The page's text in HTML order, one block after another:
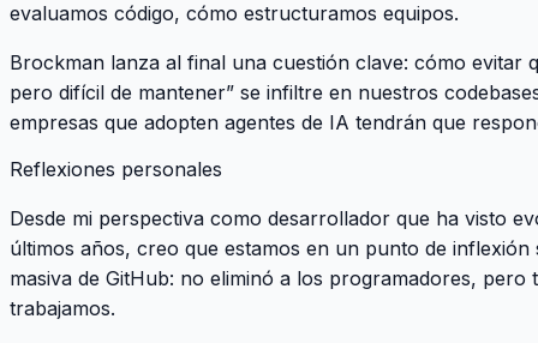
evaluamos código, cómo estructuramos equipos.
Brockman lanza al final una cuestión clave: cómo evitar
pero difícil de mantener” se infiltre en nuestros
empresas que adopten agentes de IA tendrán que
Reflexiones personales
Desde mi perspectiva como desarrollador que ha visto
últimos años, creo que estamos en un punto de
masiva de GitHub: no eliminó a los programadores,
trabajamos.